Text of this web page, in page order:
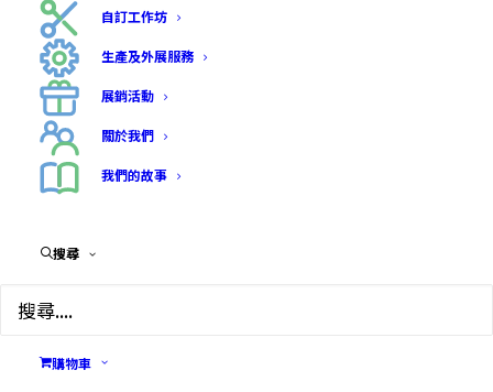
自訂工作坊
生產及外展服務
展銷活動
關於我們
我們的故事
搜尋
購物車